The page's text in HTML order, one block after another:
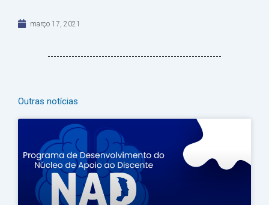
março 17, 2021
Outras notícias
PáginaPágina